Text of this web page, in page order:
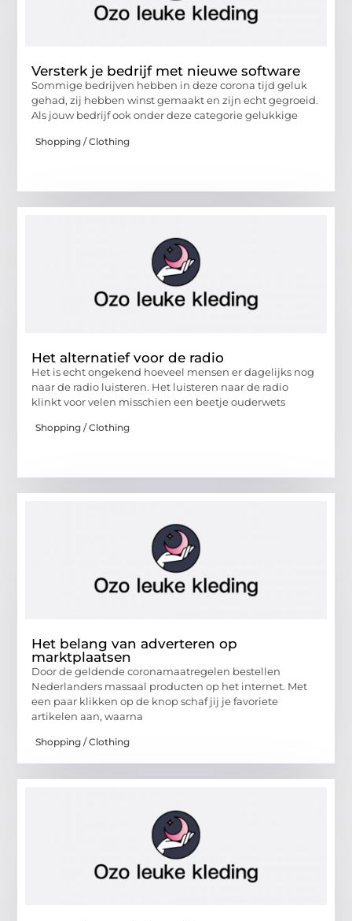
Versterk je bedrijf met nieuwe software
Sommige bedrijven hebben in deze corona tijd geluk
gehad, zij hebben winst gemaakt en zijn echt gegroeid.
Als jouw bedrijf ook onder deze categorie gelukkige
Shopping / Clothing
Het alternatief voor de radio
Het is echt ongekend hoeveel mensen er dagelijks nog
naar de radio luisteren. Het luisteren naar de radio
klinkt voor velen misschien een beetje ouderwets
Shopping / Clothing
Het belang van adverteren op
marktplaatsen
Door de geldende coronamaatregelen bestellen
Nederlanders massaal producten op het internet. Met
een paar klikken op de knop schaf jij je favoriete
artikelen aan, waarna
Shopping / Clothing